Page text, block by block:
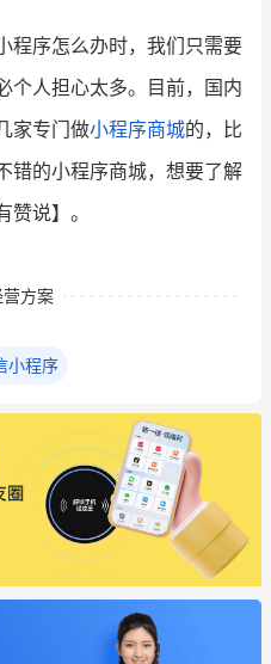
程序怎么办时，我们只需要
个人担心太多。目前，国内
家专门做小程序商城的，比
错的小程序商城，想要了解
说】。
方案
小程序